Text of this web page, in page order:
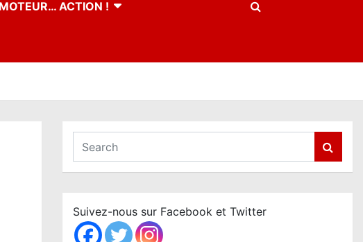
MOTEUR… ACTION !
a
c
h
Suivez-nous sur Facebook et Twitter